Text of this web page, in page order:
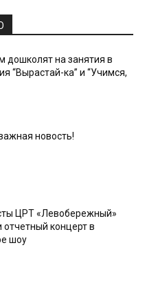
дошколят на занятия в
“Вырастай-ка” и “Учимся,
новость!
ЦРТ «Левобережный»
отчетный концерт в
шоу